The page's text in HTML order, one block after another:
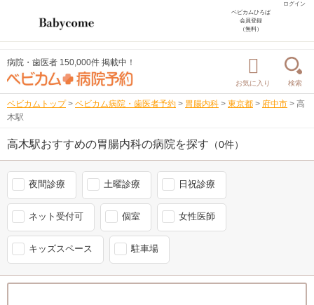
ログイン
ベビカムひろば
会員登録
（無料）
病院・歯医者 150,000件 掲載中！
お気に入り 検索
ベビカムトップ > ベビカム病院・歯医者予約 > 胃腸内科 > 東京都 > 府中市 > 高
木駅
高木駅おすすめの胃腸内科の病院を探す （0件）
夜間診療 土曜診療 日祝診療
ネット受付可 個室 女性医師
キッズスペース 駐車場